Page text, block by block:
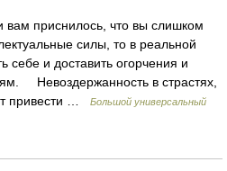
приснилось, что вы слишком
силы, то в реальной
себе и доставить огорчения и
Невоздержанность в страстях,
привести …
Большой универсальный